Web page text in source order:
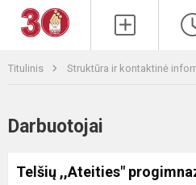
Titulinis Struktūra ir kontaktinė
Darbuotojai
Telšių ,,Ateities"